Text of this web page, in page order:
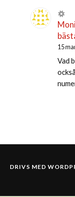
15
Vad
DRIVS MED